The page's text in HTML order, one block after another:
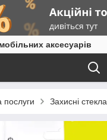
аксесуарів
послуги Захисні стекла